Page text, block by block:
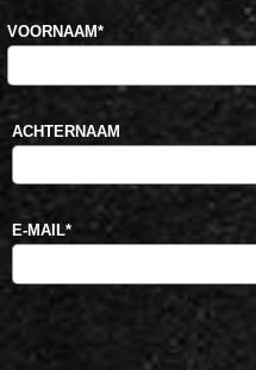
VOORNAAM*
ACHTERNAAM
E-MAIL*